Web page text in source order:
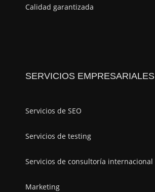
Calidad garantizada
SERVICIOS EMPRESARIALES
Servicios de SEO
Servicios de testing
Servicios de consultoría internacional
Marketing